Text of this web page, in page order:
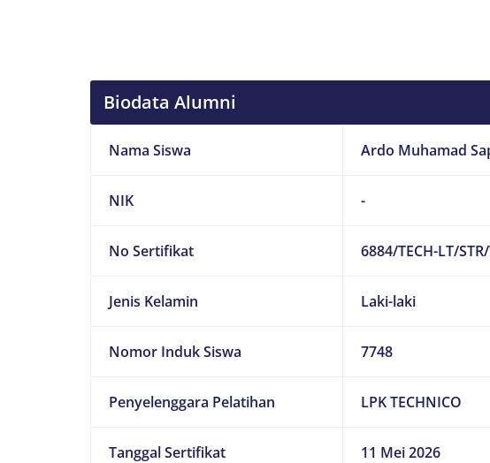
Biodata Alumni
Nama Siswa Ardo Muhamad
NIK -
No Sertifikat 6884/TECH-LT/
Jenis Kelamin Laki-laki
Nomor Induk Siswa 7748
Penyelenggara Pelatihan LPK TECHNICO
Tanggal Sertifikat 11 Mei 2026